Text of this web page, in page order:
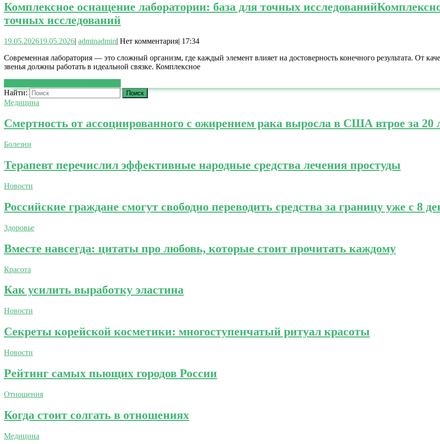
Комплексное оснащение лаборатории: база для точных исследований
точных исследований
19.05.202619.05.2026| adminadmin| Нет комментария| 17:34
Современная лаборатория — это сложный организм, где каждый элемент влияет на достоверность конечного результата. От
звенья должны работать в идеальной связке. Комплексное
Найти:
Медицина
Смертность от ассоциированного с ожирением рака выросла в США втрое за 20
Болезни
Терапевт перечислил эффективные народные средства лечения простуды
Новости
Российские граждане смогут свободно переводить средства за границу уже с 8
Здоровье
Вместе навсегда: цитаты про любовь, которые стоит прочитать каждому
Красота
Как усилить выработку эластина
Новости
Секреты корейской косметики: многоступенчатый ритуал красоты
Новости
Рейтинг самых пьющих городов России
Отношения
Когда стоит солгать в отношениях
Медицина